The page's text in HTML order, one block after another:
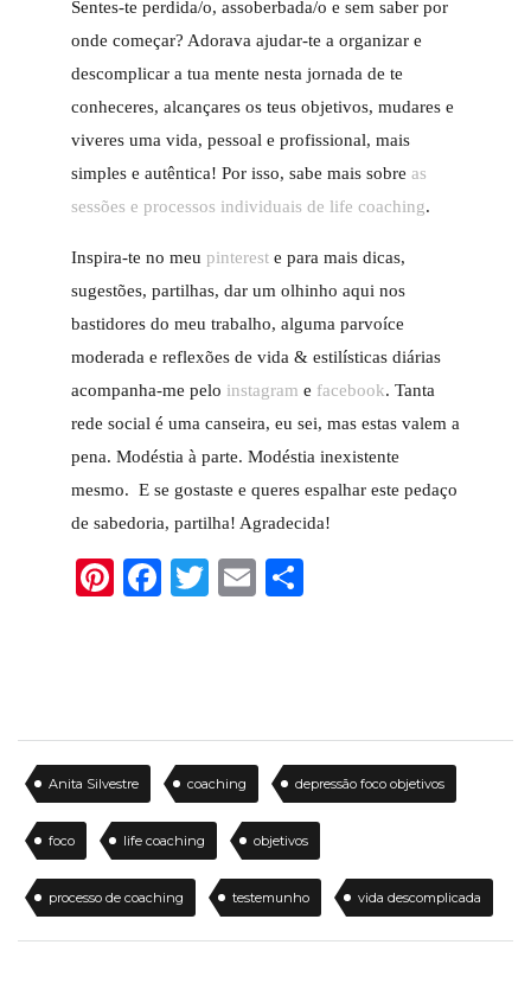
Sentes-te perdida/o, assoberbada/o e sem saber por
onde começar? Adorava ajudar-te a organizar e
descomplicar a tua mente nesta jornada de te
conheceres, alcançares os teus objetivos, mudares e
viveres uma vida, pessoal e profissional, mais
simples e autêntica! Por isso, sabe mais sobre as
sessões e processos individuais de life coaching.
Inspira-te no meu pinterest e para mais dicas,
sugestões, partilhas, dar um olhinho aqui nos
bastidores do meu trabalho, alguma parvoíce
moderada e reflexões de vida & estilísticas diárias
acompanha-me pelo instagram e facebook. Tanta
rede social é uma canseira, eu sei, mas estas valem a
pena. Modéstia à parte. Modéstia inexistente
mesmo. E se gostaste e queres espalhar este pedaço
de sabedoria, partilha! Agradecida!
Pinterest
Facebook
Twitter
Email
Anita Silvestre coaching depressão foco objetivos
foco life coaching objetivos
processo de coaching testemunho vida descomplicada